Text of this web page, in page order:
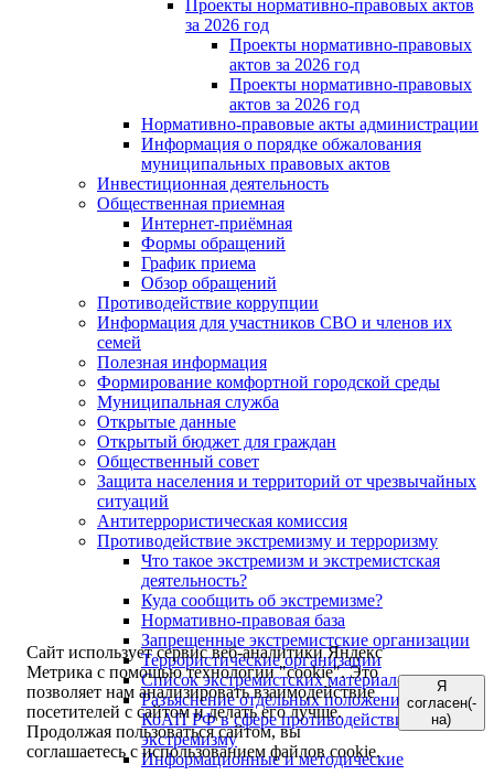
Проекты нормативно-правовых актов
за 2026 год
Проекты нормативно-правовых
актов за 2026 год
Проекты нормативно-правовых
актов за 2026 год
Нормативно-правовые акты администрации
Информация о порядке обжалования
муниципальных правовых актов
Инвестиционная деятельность
Общественная приемная
Интернет-приёмная
Формы обращений
График приема
Обзор обращений
Противодействие коррупции
Информация для участников СВО и членов их
семей
Полезная информация
Формирование комфортной городской среды
Муниципальная служба
Открытые данные
Открытый бюджет для граждан
Общественный совет
Защита населения и территорий от чрезвычайных
ситуаций
Антитеррористическая комиссия
Противодействие экстремизму и терроризму
Что такое экстремизм и экстремистская
деятельность?
Куда сообщить об экстремизме?
Нормативно-правовая база
Запрещенные экстремистские организации
Террористические организации
Список экстремистских материалов
Разъяснение отдельных положений УК РФ и
КоАП РФ в сфере противодействия
экстремизму
Информационные и методические
Сайт использует сервис веб-аналитики Яндекс
Метрика с помощью технологии "cookie". Это
позволяет нам анализировать взаимодействие
посетителей с сайтом и делать его лучше.
Продолжая пользоваться сайтом, вы
соглашаетесь с использованием файлов cookie.
Я
согласен(-
на)